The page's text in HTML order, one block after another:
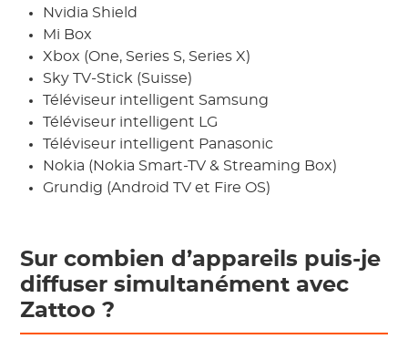
Nvidia Shield
Mi Box
Xbox (One, Series S, Series X)
Sky TV-Stick (Suisse)
Téléviseur intelligent Samsung
Téléviseur intelligent LG
Téléviseur intelligent Panasonic
Nokia (Nokia Smart-TV & Streaming Box)
Grundig (Android TV et Fire OS)
Sur combien d’appareils puis-je
diffuser simultanément avec
Zattoo ?